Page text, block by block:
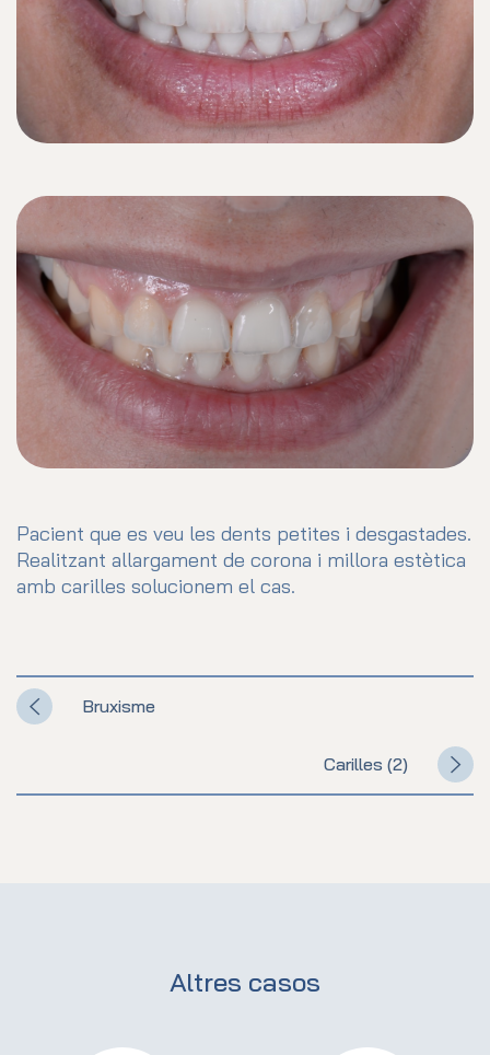
Pacient que es veu les dents petites i desgastades.
Realitzant allargament de corona i millora estètica
amb carilles solucionem el cas.
Bruxisme
Carilles (2)
Altres casos